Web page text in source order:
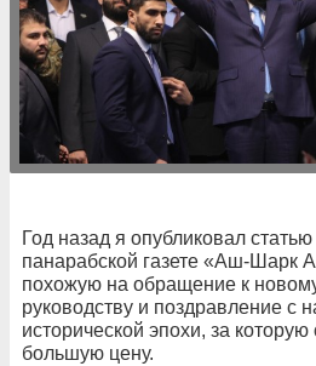
Год назад я опубликовал
панарабской газете «Аш-Шарк
похожую на обращение к
руководству и поздравление с
исторической эпохи, за
большую цену.